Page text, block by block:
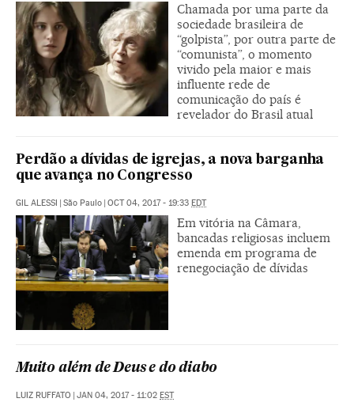
Chamada por uma parte da
sociedade brasileira de
“golpista”, por outra parte de
“comunista”, o momento
vivido pela maior e mais
influente rede de
comunicação do país é
revelador do Brasil atual
Perdão a dívidas de igrejas, a nova barganha
que avança no Congresso
GIL ALESSI | São Paulo | OCT 04, 2017 - 19:33 EDT
Em vitória na Câmara,
bancadas religiosas incluem
emenda em programa de
renegociação de dívidas
Muito além de Deus e do diabo
LUIZ RUFFATO | JAN 04, 2017 - 11:02 EST